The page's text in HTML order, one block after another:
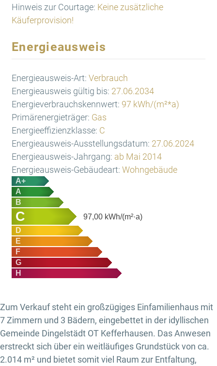
Hinweis zur Courtage: Keine zusätzliche
Käuferprovision!
Energieausweis
Energieausweis-Art: Verbrauch
Energieausweis gültig bis: 27.06.2034
Energieverbrauchskennwert: 97 kWh/(m²*a)
Primärenergieträger: Gas
Energieeffizienzklasse: C
Energieausweis-Ausstellungsdatum: 27.06.2024
Energieausweis-Jahrgang: ab Mai 2014
Energieausweis-Gebäudeart: Wohngebäude
A+
A
B
C 97,00 kWh/(m²·a)
D
E
F
G
H
Zum Verkauf steht ein großzügiges Einfamilienhaus mit
7 Zimmern und 3 Bädern, eingebettet in der idyllischen
Gemeinde Dingelstädt OT Kefferhausen. Das Anwesen
erstreckt sich über ein weitläufiges Grundstück von ca.
2.014 m² und bietet somit viel Raum zur Entfaltung,